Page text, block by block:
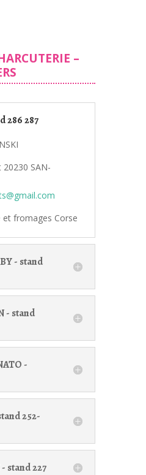
–
286 287
20230 SAN-
et fromages Corse
- stand
- stand
-
252-
stand 227